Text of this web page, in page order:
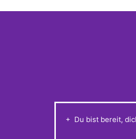
+ Du bist bereit,